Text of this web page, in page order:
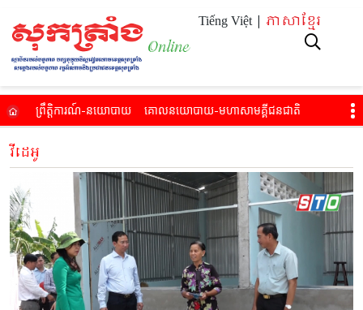
Tiếng Việt | ភាសាខ្មែរ
ព្រឹត្តិការណ៍​-នយោបាយ គោល​នយោបាយ​-មហាសាម​គ្គីជនជាតិ​
សេដ្ឋកិច្ច-ការរស់​នៅ
អានកាសែតបោះពុម្ព
វីដេអូ